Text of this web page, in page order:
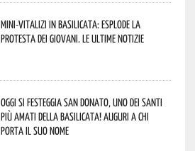
Mini-vitalizi in Basilicata: esplode la
protesta dei giovani. Le ultime notizie
Oggi si festeggia San Donato, uno dei Santi
più amati della Basilicata! Auguri a chi
porta il suo nome